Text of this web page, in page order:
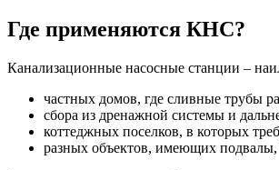
Где применяются КНС?
Канализационные насосные станции –
частных домов, где сливные трубы
сбора из дренажной системы и
коттеджных поселков, в которых
разных объектов, имеющих подвалы,